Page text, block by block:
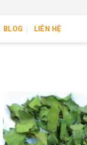
BLOG LIÊN HỆ